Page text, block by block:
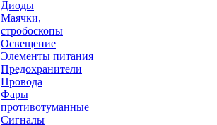
Диоды
Маячки,
стробоскопы
Освещение
Элементы питания
Предохранители
Провода
Фары
противотуманные
Сигналы